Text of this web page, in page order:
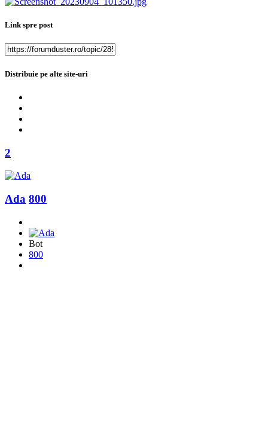
Link spre post
Distribuie pe alte site-uri
2
Ada 800
Bot
800